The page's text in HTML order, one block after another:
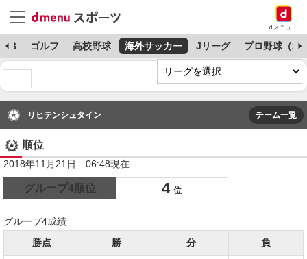
dメニュー
ゴルフ 高校野球 海外サッカー Jリーグ プロ野球（2
リヒテンシュタイン チーム一覧
順位
2018年11月21日 06:48現在
グループ4順位 4 位
グループ4成績
勝点
勝 分 負